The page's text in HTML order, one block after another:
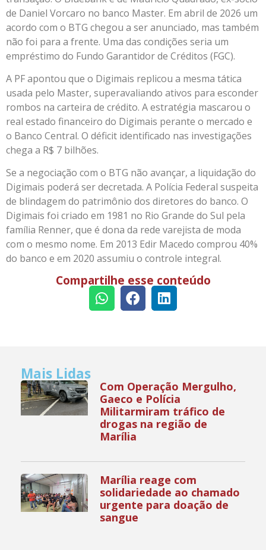
de Daniel Vorcaro no banco Master. Em abril de 2026 um
acordo com o BTG chegou a ser anunciado, mas também
não foi para a frente. Uma das condições seria um
empréstimo do Fundo Garantidor de Créditos (FGC).
A PF apontou que o Digimais replicou a mesma tática
usada pelo Master, superavaliando ativos para esconder
rombos na carteira de crédito. A estratégia mascarou o
real estado financeiro do Digimais perante o mercado e
o Banco Central. O déficit identificado nas investigações
chega a R$ 7 bilhões.
Se a negociação com o BTG não avançar, a liquidação do
Digimais poderá ser decretada. A Polícia Federal suspeita
de blindagem do patrimônio dos diretores do banco. O
Digimais foi criado em 1981 no Rio Grande do Sul pela
família Renner, que é dona da rede varejista de moda
com o mesmo nome. Em 2013 Edir Macedo comprou 40%
do banco e em 2020 assumiu o controle integral.
Compartilhe esse conteúdo
Mais Lidas
Com Operação Mergulho,
Gaeco e Polícia
Militarmiram tráfico de
drogas na região de
Marília
Marília reage com
solidariedade ao chamado
urgente para doação de
sangue